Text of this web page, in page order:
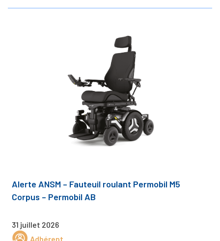
Alerte ANSM – Fauteuil roulant Permobil M5
Corpus – Permobil AB
31 juillet 2026
Adhérent